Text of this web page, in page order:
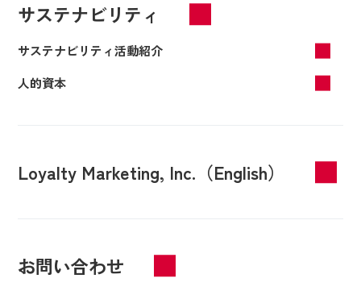
サステナビリティ
サステナビリティ活動紹介
人的資本
Loyalty Marketing, Inc.（English）
お問い合わせ